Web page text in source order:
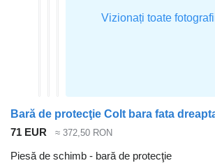
71 EUR ≈ 372,50 RON
Piesă de schimb - bară de protecţie